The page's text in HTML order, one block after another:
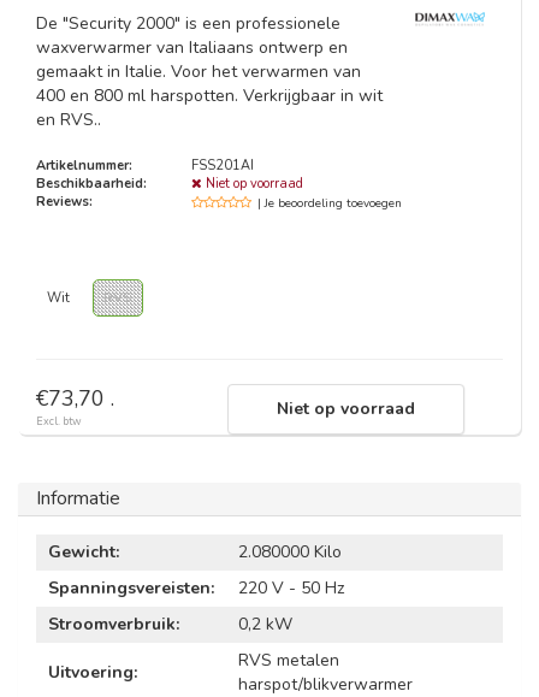
De "Security 2000" is een professionele
waxverwarmer van Italiaans ontwerp en
gemaakt in Italie. Voor het verwarmen van
400 en 800 ml harspotten. Verkrijgbaar in wit
en RVS..
Artikelnummer:
FSS201AI
Beschikbaarheid:
Niet op voorraad
Reviews:
| Je beoordeling toevoegen
Wit RVS
€73,70 .
Excl. btw
Niet op voorraad
Informatie
Gewicht:
2.080000 Kilo
Spanningsvereisten:
220 V - 50 Hz
Stroomverbruik:
0,2 kW
Uitvoering:
RVS metalen
harspot/blikverwarmer